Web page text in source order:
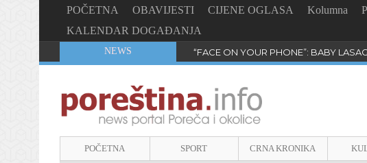
POČETNA OBAVIJESTI CIJENE OGLASA Kolumna
KALENDAR DOGAĐANJA
NEWS “FACE ON YOUR PHONE”: BABY
POČETNA SPORT CRNA KRONIKA